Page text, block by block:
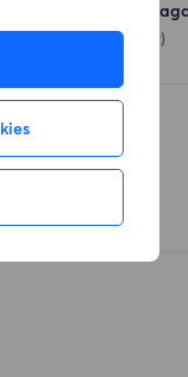
Göteborg
(162 meter)
Nära Haga